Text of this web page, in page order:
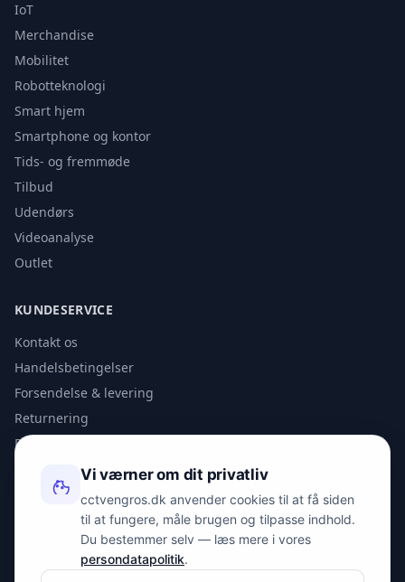
IoT
Merchandise
Mobilitet
Robotteknologi
Smart hjem
Smartphone og kontor
Tids- og fremmøde
Tilbud
Udendørs
Videoanalyse
Outlet
KUNDESERVICE
Kontakt os
Handelsbetingelser
Forsendelse & levering
Returnering
Privatlivspolitik
KONTAKT
info@spyman.dk
Vi værner om dit privatliv
cctvengros.dk anvender cookies til at få siden
til at fungere, måle brugen og tilpasse indhold.
Du bestemmer selv — læs mere i vores
persondatapolitik.